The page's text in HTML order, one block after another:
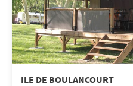
ILE DE BOULANCOURT